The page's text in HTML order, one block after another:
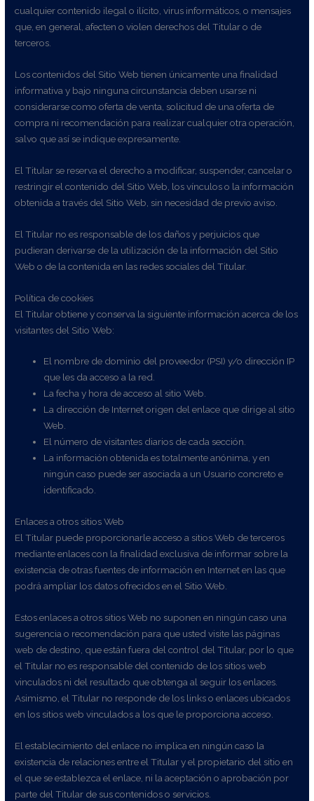
cualquier contenido ilegal o ilícito, virus informáticos, o mensajes
que, en general, afecten o violen derechos del Titular o de
terceros.
Los contenidos del Sitio Web tienen únicamente una finalidad
informativa y bajo ninguna circunstancia deben usarse ni
considerarse como oferta de venta, solicitud de una oferta de
compra ni recomendación para realizar cualquier otra operación,
salvo que así se indique expresamente.
El Titular se reserva el derecho a modificar, suspender, cancelar o
restringir el contenido del Sitio Web, los vínculos o la información
obtenida a través del Sitio Web, sin necesidad de previo aviso.
El Titular no es responsable de los daños y perjuicios que
pudieran derivarse de la utilización de la información del Sitio
Web o de la contenida en las redes sociales del Titular.
Política de cookies
El Titular obtiene y conserva la siguiente información acerca de los
visitantes del Sitio Web:
El nombre de dominio del proveedor (PSI) y/o dirección IP
que les da acceso a la red.
La fecha y hora de acceso al sitio Web.
La dirección de Internet origen del enlace que dirige al sitio
Web.
El número de visitantes diarios de cada sección.
La información obtenida es totalmente anónima, y en
ningún caso puede ser asociada a un Usuario concreto e
identificado.
Enlaces a otros sitios Web
El Titular puede proporcionarle acceso a sitios Web de terceros
mediante enlaces con la finalidad exclusiva de informar sobre la
existencia de otras fuentes de información en Internet en las que
podrá ampliar los datos ofrecidos en el Sitio Web.
Estos enlaces a otros sitios Web no suponen en ningún caso una
sugerencia o recomendación para que usted visite las páginas
web de destino, que están fuera del control del Titular, por lo que
el Titular no es responsable del contenido de los sitios web
vinculados ni del resultado que obtenga al seguir los enlaces.
Asimismo, el Titular no responde de los links o enlaces ubicados
en los sitios web vinculados a los que le proporciona acceso.
El establecimiento del enlace no implica en ningún caso la
existencia de relaciones entre el Titular y el propietario del sitio en
el que se establezca el enlace, ni la aceptación o aprobación por
parte del Titular de sus contenidos o servicios.